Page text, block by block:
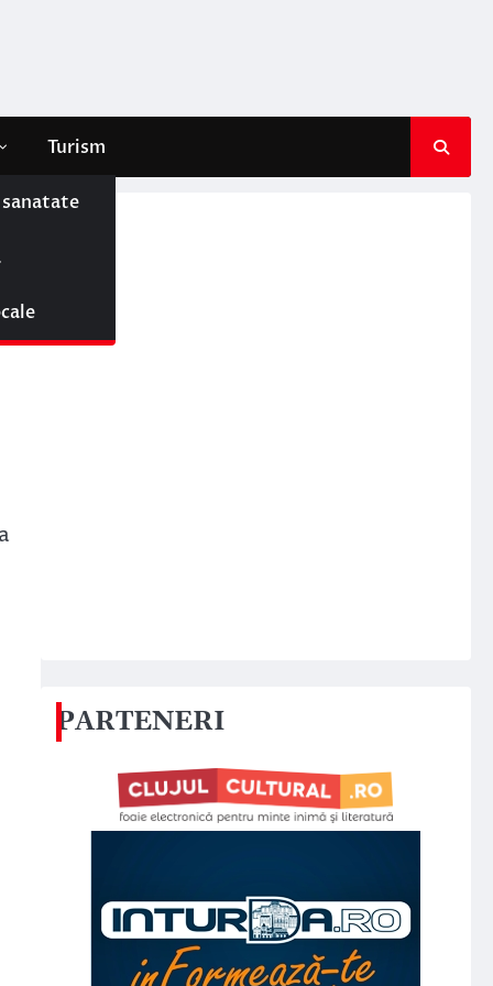
Turism
PARTENERI